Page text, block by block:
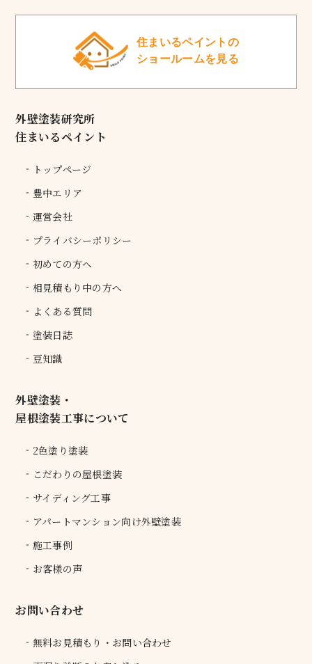
住まいるペイントの
ショールームを見る
外壁塗装研究所
住まいるペイント
トップページ
豊中エリア
運営会社
プライバシーポリシー
初めての方へ
相見積もり中の方へ
よくある質問
塗装日誌
豆知識
外壁塗装・
屋根塗装工事について
2色塗り塗装
こだわりの屋根塗装
サイディング工事
アパートマンション向け外壁塗装
施工事例
お客様の声
お問い合わせ
無料お見積もり・お問い合わせ